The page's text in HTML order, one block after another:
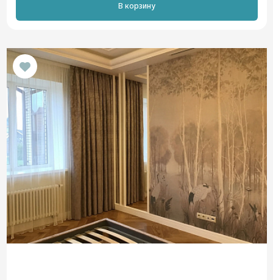
В корзину